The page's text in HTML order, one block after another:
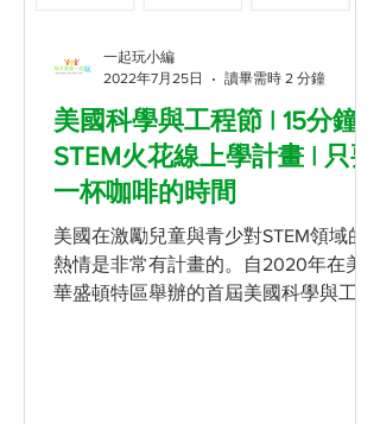
美國科學與工程節 | 15分鐘
STEM火花線上學計畫 | 只要
一杯咖啡的時間
美國在激勵兒童與青少對STEM領域的
熱情是非常有計畫的。自2020年在美國
華盛頓特區舉辦的首屆美國科學與工程
一起玩小編
2022年7月25日
讀畢需時 2 分鐘